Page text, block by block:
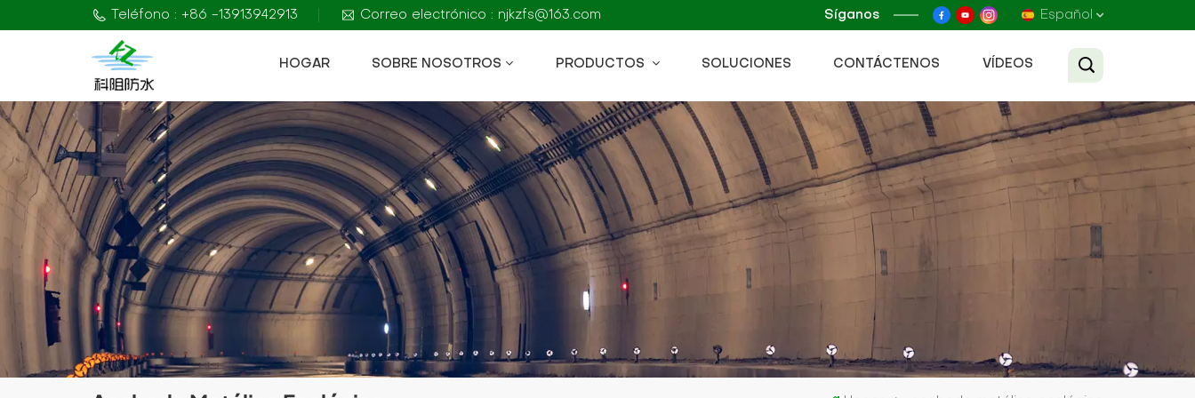
Teléfono : +86 -13913942913 Correo electrónico : njkzfs@163.com Síganos Español
Français
Русский
HOGAR SOBRE NOSOTROS PRODUCTOS SOLUCIONES CONTÁCTENOS VÍDEOS